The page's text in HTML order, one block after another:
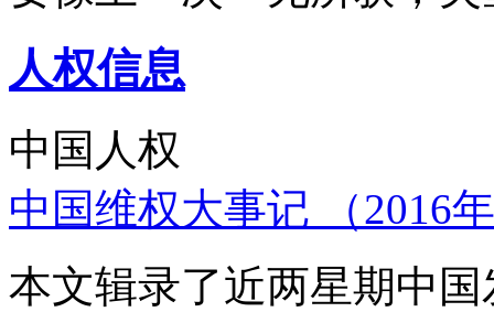
人权信息
中国人权
中国维权大事记 （2016
本文辑录了近两星期中